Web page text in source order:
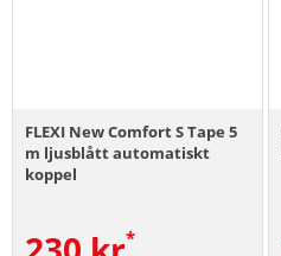
FLEXI New Comfort S Tape 5
m ljusblått automatiskt
koppel